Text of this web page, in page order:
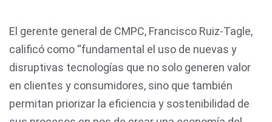
El gerente general de CMPC, Francisco Ruiz-Tagle,
calificó como “fundamental el uso de nuevas y
disruptivas tecnologías que no solo generen valor
en clientes y consumidores, sino que también
permitan priorizar la eficiencia y sostenibilidad de